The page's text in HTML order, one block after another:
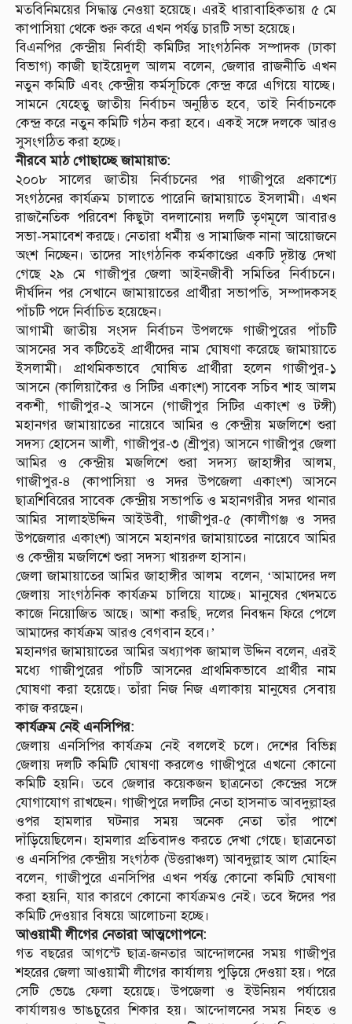
মতবিনিময়ের সিদ্ধান্ত নেওয়া হয়েছে। এরই ধারাবাহিকতায় ৫ মে
কাপাসিয়া থেকে শুরু করে এখন পর্যন্ত চারটি সভা হয়েছে।
বিএনপির কেন্দ্রীয় নির্বাহী কমিটির সাংগঠনিক সম্পাদক (ঢাকা
বিভাগ) কাজী ছাইয়েদুল আলম বলেন, জেলার রাজনীতি এখন
নতুন কমিটি এবং কেন্দ্রীয় কর্মসূচিকে কেন্দ্র করে এগিয়ে যাচ্ছে।
সামনে যেহেতু জাতীয় নির্বাচন অনুষ্ঠিত হবে, তাই নির্বাচনকে
কেন্দ্র করে নতুন কমিটি গঠন করা হবে। একই সঙ্গে দলকে আরও
সুসংগঠিত করা হচ্ছে।
নীরবে মাঠ গোছাচ্ছে জামায়াত:
২০০৮ সালের জাতীয় নির্বাচনের পর গাজীপুরে প্রকাশ্যে
সংগঠনের কার্যক্রম চালাতে পারেনি জামায়াতে ইসলামী। এখন
রাজনৈতিক পরিবেশ কিছুটা বদলানোয় দলটি তৃণমূলে আবারও
সভা-সমাবেশ করছে। নেতারা ধর্মীয় ও সামাজিক নানা আয়োজনে
অংশ নিচ্ছেন। তাদের সাংগঠনিক কর্মকাণ্ডের একটি দৃষ্টান্ত দেখা
গেছে ২৯ মে গাজীপুর জেলা আইনজীবী সমিতির নির্বাচনে।
দীর্ঘদিন পর সেখানে জামায়াতের প্রার্থীরা সভাপতি, সম্পাদকসহ
পাঁচটি পদে নির্বাচিত হয়েছেন।
আগামী জাতীয় সংসদ নির্বাচন উপলক্ষে গাজীপুরের পাঁচটি
আসনের সব কটিতেই প্রার্থীদের নাম ঘোষণা করেছে জামায়াতে
ইসলামী। প্রাথমিকভাবে ঘোষিত প্রার্থীরা হলেন গাজীপুর-১
আসনে (কালিয়াকৈর ও সিটির একাংশ) সাবেক সচিব শাহ আলম
বকশী, গাজীপুর-২ আসনে (গাজীপুর সিটির একাংশ ও টঙ্গী)
মহানগর জামায়াতের নায়েবে আমির ও কেন্দ্রীয় মজলিশে শুরা
সদস্য হোসেন আলী, গাজীপুর-৩ (শ্রীপুর) আসনে গাজীপুর জেলা
আমির ও কেন্দ্রীয় মজলিশে শুরা সদস্য জাহাঙ্গীর আলম,
গাজীপুর-৪ (কাপাসিয়া ও সদর উপজেলা একাংশ) আসনে
ছাত্রশিবিরের সাবেক কেন্দ্রীয় সভাপতি ও মহানগরীর সদর থানার
আমির সালাহউদ্দিন আইউবী, গাজীপুর-৫ (কালীগঞ্জ ও সদর
উপজেলার একাংশ) আসনে মহানগর জামায়াতের নায়েবে আমির
ও কেন্দ্রীয় মজলিশে শুরা সদস্য খায়রুল হাসান।
জেলা জামায়াতের আমির জাহাঙ্গীর আলম বলেন, ‘আমাদের দল
জেলায় সাংগঠনিক কার্যক্রম চালিয়ে যাচ্ছে। মানুষের খেদমতে
কাজে নিয়োজিত আছে। আশা করছি, দলের নিবন্ধন ফিরে পেলে
আমাদের কার্যক্রম আরও বেগবান হবে।’
মহানগর জামায়াতের আমির অধ্যাপক জামাল উদ্দিন বলেন, এরই
মধ্যে গাজীপুরের পাঁচটি আসনের প্রাথমিকভাবে প্রার্থীর নাম
ঘোষণা করা হয়েছে। তাঁরা নিজ নিজ এলাকায় মানুষের সেবায়
কাজ করছেন।
কার্যক্রম নেই এনসিপির:
জেলায় এনসিপির কার্যক্রম নেই বললেই চলে। দেশের বিভিন্ন
জেলায় দলটি কমিটি ঘোষণা করলেও গাজীপুরে এখনো কোনো
কমিটি হয়নি। তবে জেলার কয়েকজন ছাত্রনেতা কেন্দ্রের সঙ্গে
যোগাযোগ রাখছেন। গাজীপুরে দলটির নেতা হাসনাত আবদুল্লাহর
ওপর হামলার ঘটনার সময় অনেক নেতা তাঁর পাশে
দাঁড়িয়েছিলেন। হামলার প্রতিবাদও করতে দেখা গেছে। ছাত্রনেতা
ও এনসিপির কেন্দ্রীয় সংগঠক (উত্তরাঞ্চল) আবদুল্লাহ আল মোহিন
বলেন, গাজীপুরে এনসিপির এখন পর্যন্ত কোনো কমিটি ঘোষণা
করা হয়নি, যার কারণে কোনো কার্যক্রমও নেই। তবে ঈদের পর
কমিটি দেওয়ার বিষয়ে আলোচনা হচ্ছে।
আওয়ামী লীগের নেতারা আত্মগোপনে:
গত বছরের আগস্টে ছাত্র-জনতার আন্দোলনের সময় গাজীপুর
শহরের জেলা আওয়ামী লীগের কার্যালয় পুড়িয়ে দেওয়া হয়। পরে
সেটি ভেঙে ফেলা হয়েছে। উপজেলা ও ইউনিয়ন পর্যায়ের
কার্যালয়ও ভাঙচুরের শিকার হয়। আন্দোলনের সময় নিহত ও